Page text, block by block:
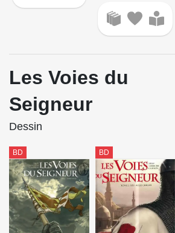
Les Voies du
Seigneur
Dessin
BD BD